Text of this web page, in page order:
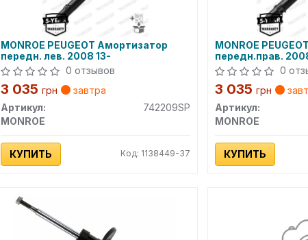
MONROE PEUGEOT Амортизатор
передн. лев. 2008 13-
0 отзывов
3 035 грн
завтра
Артикул:
742209SP
MONROE
КУПИТЬ Код: 1138449-37
MONROE
передн.прав.
0
3 035 грн
Артикул:
MONROE
КУПИТЬ